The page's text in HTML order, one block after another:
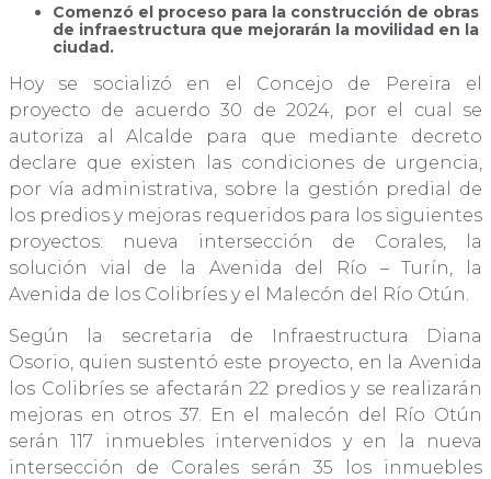
Comenzó el proceso para la construcción de obras
de infraestructura que mejorarán la movilidad en la
ciudad.
Hoy se socializó en el Concejo de Pereira el
proyecto de acuerdo 30 de 2024, por el cual se
autoriza al Alcalde para que mediante decreto
declare que existen las condiciones de urgencia,
por vía administrativa, sobre la gestión predial de
los predios y mejoras requeridos para los siguientes
proyectos: nueva intersección de Corales, la
solución vial de la Avenida del Río – Turín, la
Avenida de los Colibríes y el Malecón del Río Otún.
Según la secretaria de Infraestructura Diana
Osorio, quien sustentó este proyecto, en la Avenida
los Colibríes se afectarán 22 predios y se realizarán
mejoras en otros 37. En el malecón del Río Otún
serán 117 inmuebles intervenidos y en la nueva
intersección de Corales serán 35 los inmuebles